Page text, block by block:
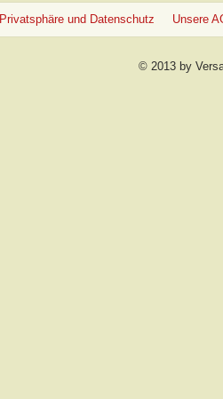
Privatsphäre und Datenschutz Unsere
© 2013 by